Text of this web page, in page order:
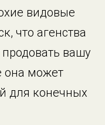
видовые
что агенства
вашу
она может
для конечных